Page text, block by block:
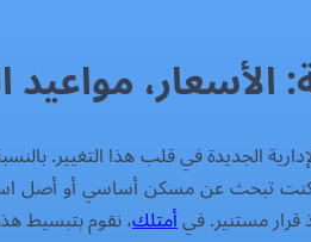
الأسعار،
الجديدة في قلب هذا التغيير.
كنت تبحث عن مسكن أساسي أو أصل
قرار مستنير. فيأمتلك، نقوم بتبسيط